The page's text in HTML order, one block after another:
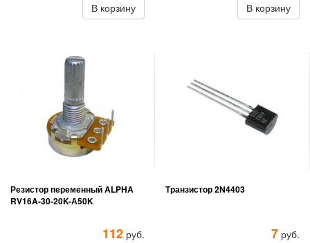
В корзину В корзину
Резистор переменный ALPHA
RV16A-30-20K-А50K
112 руб.
Транзистор 2N4403
7 руб.